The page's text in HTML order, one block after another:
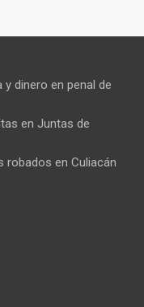
dinero en penal de
en Juntas de
robados en Culiacán